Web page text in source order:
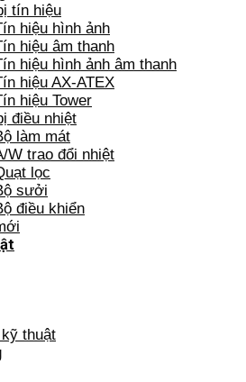
tín hiệu
hiệu hình ảnh
hiệu âm thanh
hiệu hình ảnh âm thanh
hiệu AX-ATEX
hiệu Tower
điều nhiệt
làm mát
W trao đổi nhiệt
lọc
sưởi
điều khiển
thuật